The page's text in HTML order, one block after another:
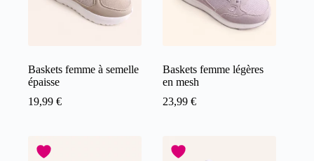
Baskets femme à semelle
épaisse
19,99 €
Baskets femme légères
en mesh
23,99€